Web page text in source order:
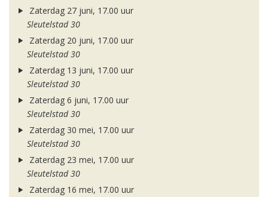
Zaterdag 27 juni, 17.00 uur
Sleutelstad 30
Zaterdag 20 juni, 17.00 uur
Sleutelstad 30
Zaterdag 13 juni, 17.00 uur
Sleutelstad 30
Zaterdag 6 juni, 17.00 uur
Sleutelstad 30
Zaterdag 30 mei, 17.00 uur
Sleutelstad 30
Zaterdag 23 mei, 17.00 uur
Sleutelstad 30
Zaterdag 16 mei, 17.00 uur